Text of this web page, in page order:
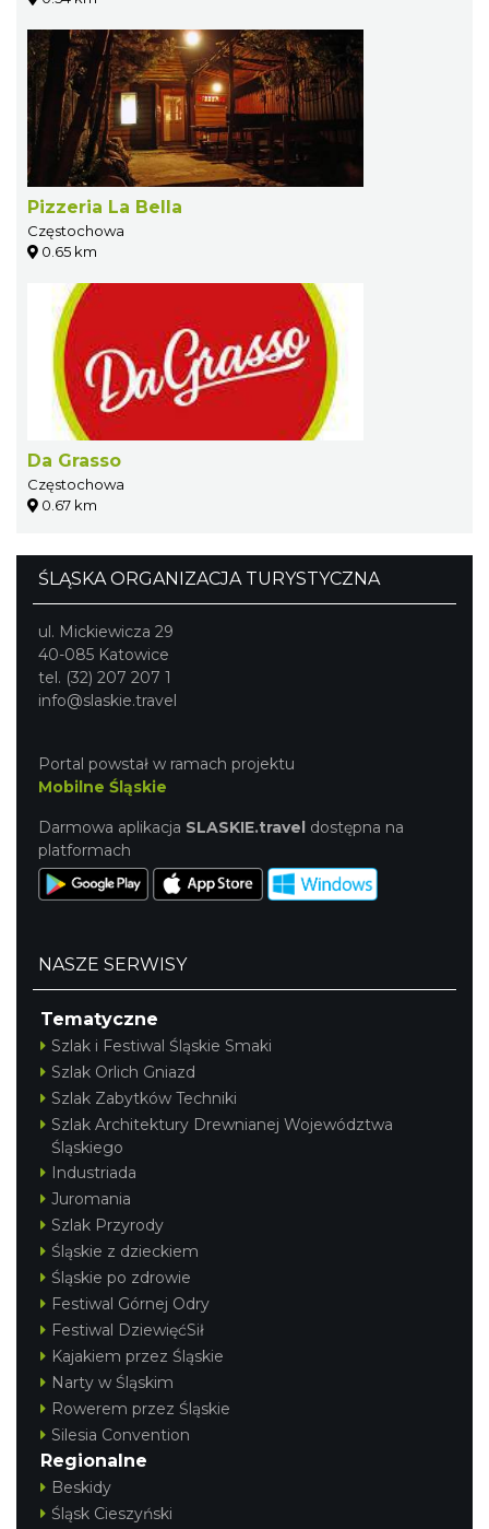
Pizzeria La Bella
Częstochowa
0.65 km
Da Grasso
Częstochowa
0.67 km
ŚLĄSKA ORGANIZACJA TURYSTYCZNA
ul. Mickiewicza 29
40-085 Katowice
tel. (32) 207 207 1
info@slaskie.travel
Portal powstał w ramach projektu
Mobilne Śląskie
Darmowa aplikacja SLASKIE.travel dostępna na
platformach
NASZE SERWISY
Tematyczne
Szlak i Festiwal Śląskie Smaki
Szlak Orlich Gniazd
Szlak Zabytków Techniki
Szlak Architektury Drewnianej Województwa
Śląskiego
Industriada
Juromania
Szlak Przyrody
Śląskie z dzieckiem
Śląskie po zdrowie
Festiwal Górnej Odry
Festiwal DziewięćSił
Kajakiem przez Śląskie
Narty w Śląskim
Rowerem przez Śląskie
Silesia Convention
Regionalne
Beskidy
Śląsk Cieszyński